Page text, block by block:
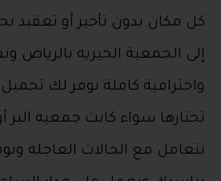
كل مكان بدون تأخير أو
إلى الجمعية الخيرية بالرياض
واحترافية كاملة نوفر لك
تختارها سواء كانت جمعية
نتعامل مع الحالات العاجلة